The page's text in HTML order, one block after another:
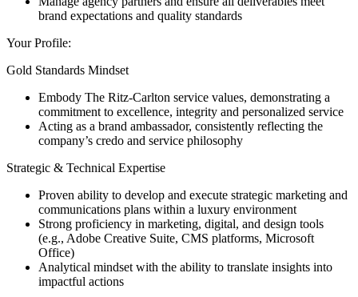
brand expectations and quality standards
Your Profile:
Gold Standards Mindset
Embody The Ritz-Carlton service values, demonstrating a
commitment to excellence, integrity and personalized service
Acting as a brand ambassador, consistently reflecting the
company’s credo and service philosophy
Strategic & Technical Expertise
Proven ability to develop and execute strategic marketing and
communications plans within a luxury environment
Strong proficiency in marketing, digital, and design tools
(e.g., Adobe Creative Suite, CMS platforms, Microsoft
Office)
Analytical mindset with the ability to translate insights into
impactful actions